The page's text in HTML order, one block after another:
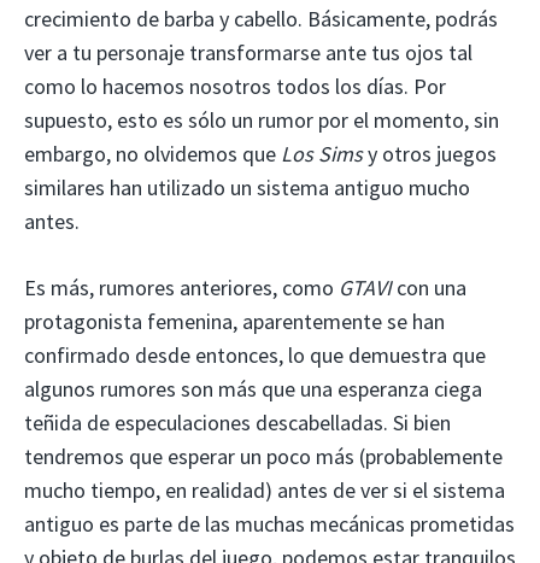
crecimiento de barba y cabello. Básicamente, podrás
ver a tu personaje transformarse ante tus ojos tal
como lo hacemos nosotros todos los días. Por
supuesto, esto es sólo un rumor por el momento, sin
embargo, no olvidemos que Los Simsy otros juegos
similares han utilizado un sistema antiguo mucho
antes.
Es más, rumores anteriores, como GTAVIcon una
protagonista femenina, aparentemente se han
confirmado desde entonces, lo que demuestra que
algunos rumores son más que una esperanza ciega
teñida de especulaciones descabelladas. Si bien
tendremos que esperar un poco más (probablemente
mucho tiempo, en realidad) antes de ver si el sistema
antiguo es parte de las muchas mecánicas prometidas
y objeto de burlas del juego, podemos estar tranquilos